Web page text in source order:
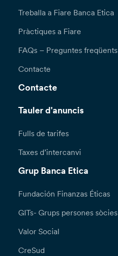
Treballa a Fiare Banca Etica
Pràctiques a Fiare
FAQs – Preguntes freqüents
Contacte
Contacte
Tauler d'anuncis
Fulls de tarifes
Taxes d’intercanvi
Grup Banca Etica
Fundación Finanzas Éticas
GITs- Grups persones sòcies
Valor Social
CreSud